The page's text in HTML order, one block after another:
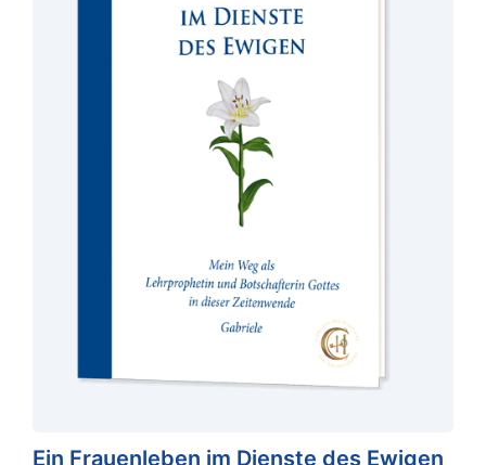
Ein Frauenleben im Dienste des Ewigen